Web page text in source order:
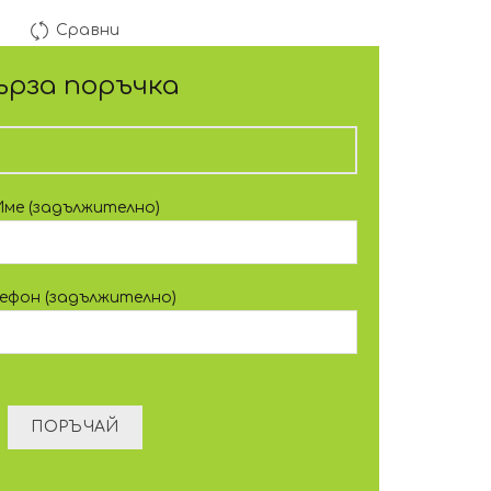
Сравни
поръчка
(задължително)
(задължително)